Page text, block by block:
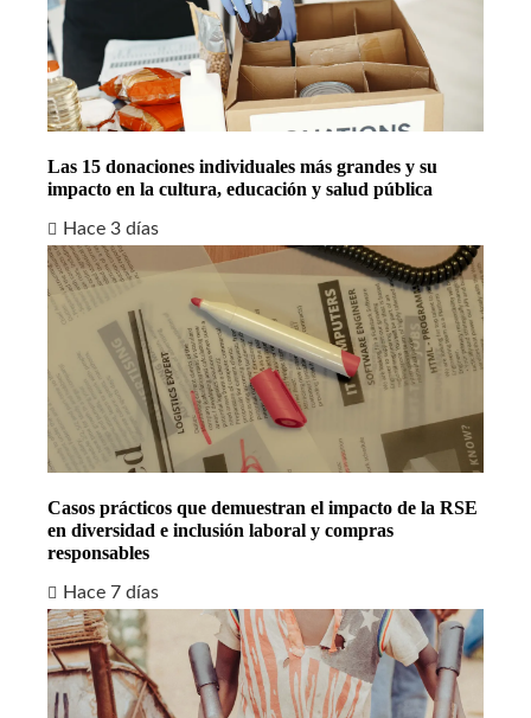
Las 15 donaciones individuales más grandes y su
impacto en la cultura, educación y salud pública
Hace 3 días
Casos prácticos que demuestran el impacto de la RSE
en diversidad e inclusión laboral y compras
responsables
Hace 7 días